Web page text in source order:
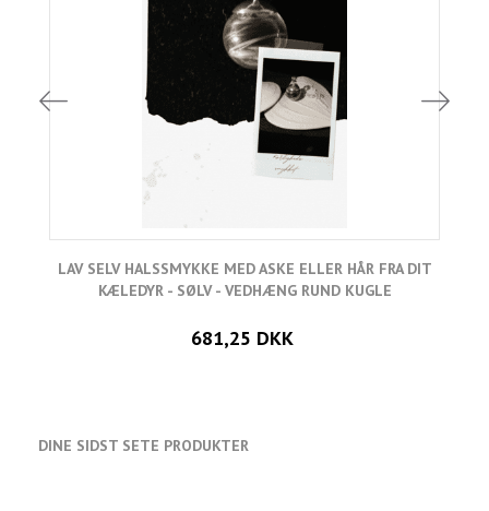
LAV SELV HALSSMYKKE MED ASKE ELLER HÅR FRA DIT
KÆLEDYR - SØLV - VEDHÆNG RUND KUGLE
681,25 DKK
DINE SIDST SETE PRODUKTER